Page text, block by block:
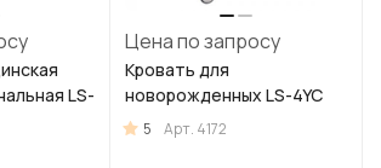
LS-
Цена по запросу
Кровать для
новорожденных LS-4YC
5 Арт. 4172